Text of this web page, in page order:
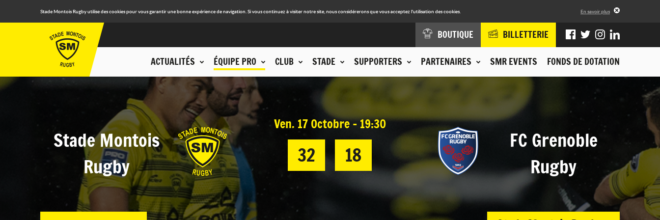
Stade Montois Rugby utilise des cookies pour vous garantir une bonne expérience de navigation. Si vous continuez à visiter notre site, nous considérerons que vous acceptez l'utilisation des cookies. En savoir plus
ACTUALITÉS ÉQUIPE PRO CLUB STADE SUPPORTERS PARTENAIRES SMR EVENTS FONDS DE DOTATION
BOUTIQUE BILLETTERIE
Stade Montois
Rugby
FC Grenoble
Rugby
Ven. 17 Octobre - 19:30
32 18